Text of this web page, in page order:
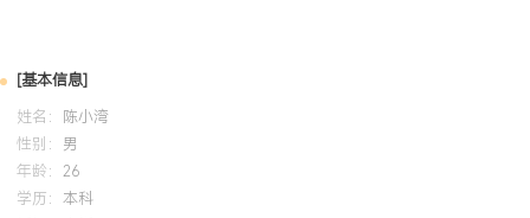
获得市场好评。
教育背景
2020-09
[基本信息]
姓名：
陈小湾
性别： 男
年龄： 26
学历： 本科